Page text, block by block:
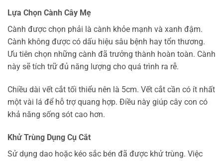
Lựa Chọn Cành Cây Mẹ
Cành được chọn phải là cành khỏe mạnh và xanh đậm.
Cành không được có dấu hiệu sâu bệnh hay tổn thương.
Ưu tiên chọn những cành đã trưởng thành hoàn toàn. Cành
này sẽ tích trữ đủ năng lượng cho quá trình ra rễ.
Chiều dài vết cắt tối thiểu nên là 5cm. Vết cắt cần có ít nhất
một vài lá để hỗ trợ quang hợp. Điều này giúp cây con có
khả năng sống sót cao hơn.
Khử Trùng Dụng Cụ Cắt
Sử dụng dao hoặc kéo sắc bén đã được khử trùng. Việc